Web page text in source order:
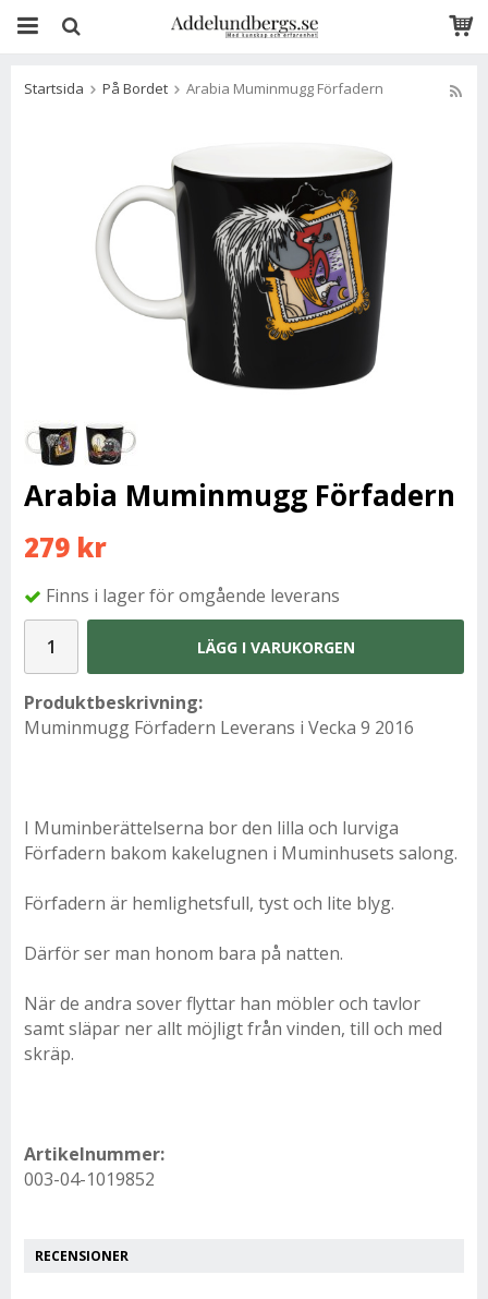
Startsida På Bordet Arabia Muminmugg Förfadern
Arabia Muminmugg Förfadern
279 kr
Finns i lager för omgående leverans
LÄGG I VARUKORGEN
Produktbeskrivning:
Muminmugg Förfadern Leverans i Vecka 9 2016
I Muminberättelserna bor den lilla och lurviga
Förfadern bakom kakelugnen i Muminhusets salong.
Förfadern är hemlighetsfull, tyst och lite blyg.
Därför ser man honom bara på natten.
När de andra sover flyttar han möbler och tavlor
samt släpar ner allt möjligt från vinden, till och med
skräp.
Artikelnummer:
003-04-1019852
RECENSIONER